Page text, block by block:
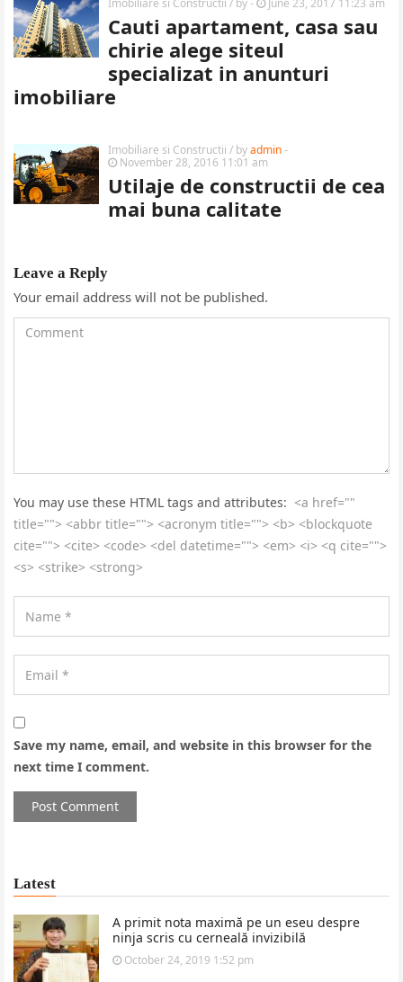
Imobiliare si Constructii / by- June 23, 2017 11:23 am
Cauti apartament, casa sau
chirie alege siteul
specializat in anunturi
imobiliare
Imobiliare si Constructii / byadmin-
November 28, 2016 11:01 am
Utilaje de constructii de cea
mai buna calitate
Leave a Reply
Your email address will not be published.
You may use these HTML tags and attributes: <a href=""
title=""> <abbr title=""> <acronym title=""> <b> <blockquote
cite=""> <cite> <code> <del datetime=""> <em> <i> <q cite="">
<s> <strike> <strong>
Save my name, email, and website in this browser for the
next time I comment.
Latest
A primit nota maximă pe un eseu despre
ninja scris cu cerneală invizibilă
October 24, 2019 1:52 pm